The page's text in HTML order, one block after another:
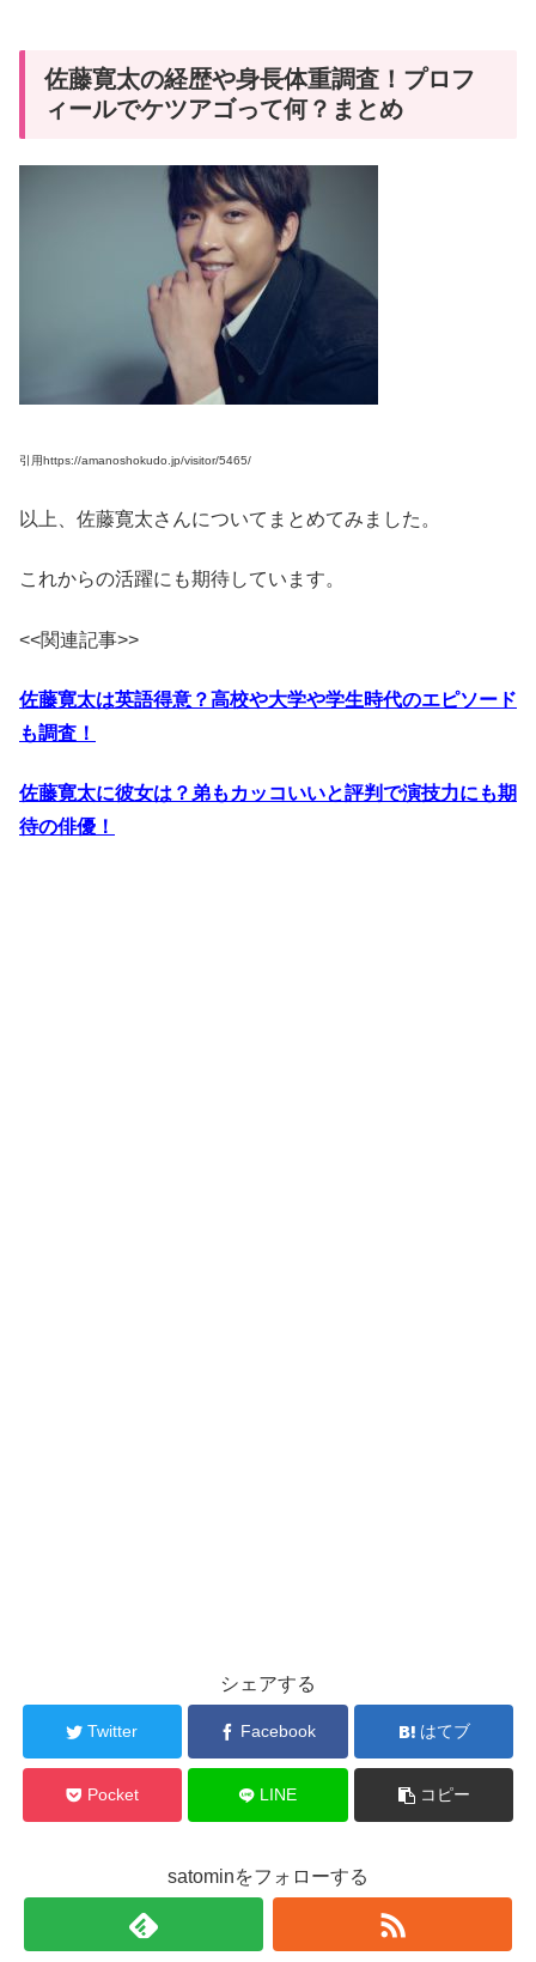
佐藤寛太の経歴や身長体重調査！プロフ
ィールでケツアゴって何？まとめ
引用https://amanoshokudo.jp/visitor/5465/
以上、佐藤寛太さんについてまとめてみました。
これからの活躍にも期待しています。
<<関連記事>>
佐藤寛太は英語得意？高校や大学や学生時代のエピソード
も調査！
佐藤寛太に彼女は？弟もカッコいいと評判で演技力にも期
待の俳優！
シェアする
Twitter Facebook はてブ
Pocket LINE コピー
satominをフォローする